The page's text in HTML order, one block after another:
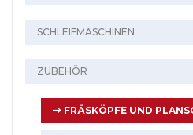
SCHLEIFMASCHINEN
ZUBEHÖR
FRÄSKÖPFE UND